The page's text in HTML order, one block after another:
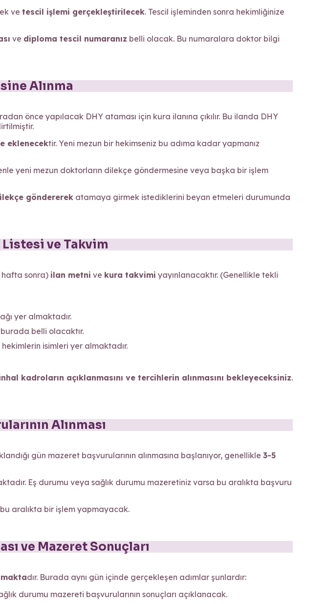
ve tescil işlemi gerçekleştirilecek. Tescil işleminden sonra hekimliğinize
ve diploma tescil numaranız belli olacak. Bu numaralara doktor bilgi
Alınma
önce yapılacak DHY ataması için kura ilanına çıkılır. Bu ilanda DHY
eklenecektir. Yeni mezun bir hekimseniz bu adıma kadar yapmanız
yeni mezun doktorların dilekçe göndermesine veya başka bir işlem
göndererek atamaya girmek istediklerini beyan etmeleri durumunda
ve Takvim
hafta sonra) ilan metni ve kura takvimi yayınlanacaktır. (Genellikle tekli
yer almaktadır.
burada belli olacaktır.
isimleri yer almaktadır.
kadroların açıklanmasını ve tercihlerin alınmasını bekleyeceksiniz.
Alınması
gün mazeret başvurularının alınmasına başlanıyor, genellikle 3-5
Eş durumu veya sağlık durumu mazeretiniz varsa bu aralıkta başvuru
aralıkta bir işlem yapmayacak.
ve Mazeret Sonuçları
dır. Burada aynı gün içinde gerçekleşen adımlar şunlardır:
durumu mazereti başvurularının sonuçları açıklanacak.